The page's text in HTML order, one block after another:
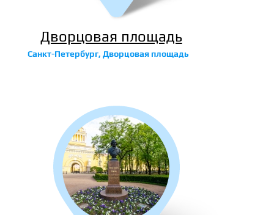
Дворцовая площадь
Санкт-Петербург, Дворцовая площадь